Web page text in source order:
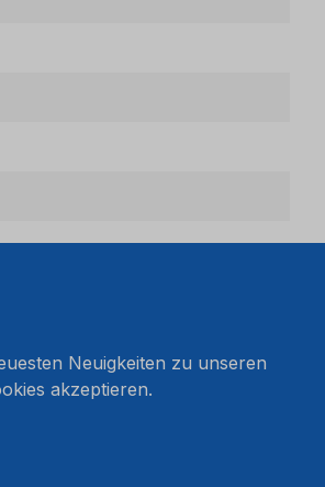
Neuigkeiten zu unseren
akzeptieren.